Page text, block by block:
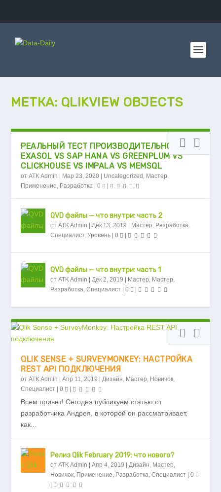
МЕТКА: QLIKVIEW OBJECTS
QLIK SENSE + SURVEYMONKEY: НАСТРОЙКА
РЕЛИЗ QLIK FEBRUARY 2019: ЧТО НОВОГО?...
ПРОЕКТИРОВАНИЕ МОДЕЛИ ДАННЫХ С
GARTNER BI MAGIC QUADRANT 2019: ОБЗОР
НОВОГОДНЕЕ РАСШИРЕНИЕ ДЛЯ QLIK
РЕЛИЗ QLIK SENSE NOVEMBER 2018: ЧТО
РЕАЛЬНЫЙ ТЕСТ ПРОИЗВОДИТЕЛЬНОСТИ
EXASOL VS SAP HANA VS GREENPLUM VS
CLICKHOUSE VS IMPALA VS MEMSQL
отATK Admin Мар 23, 2020 Uncategorized , Мастер,
Применение, Разработка |0
QVD файлы — что внутри: часть 2
отATK Admin |Дек 13, 2019 Мастер, Разработка,
Специалист,Уровень |0
QVD файлы — что внутри: часть 1
отATK Admin |Дек 2, 2019 Мастер, Мастер,
Разработка,Специалист |0
QLIK SENSE + SURVEYMONKEY: НАСТРОЙКА
REST API ПОДКЛЮЧЕНИЯ
отATK Admin |Апр 11, 2019 |Дизайн, Мастер, Новичок,
Специалист |0
Всем привет! Сегодня публикуем статью от
разработчика Андрея, в которой он рассматривает,
как...
Релиз Qlik February 2019: что нового?
отATK Admin |Апр 4, 2019 |Дизайн, Мастер,
Новичок, Применение, Разработка,Специалист |0